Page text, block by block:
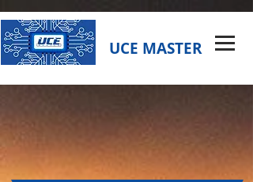
UCE MASTER